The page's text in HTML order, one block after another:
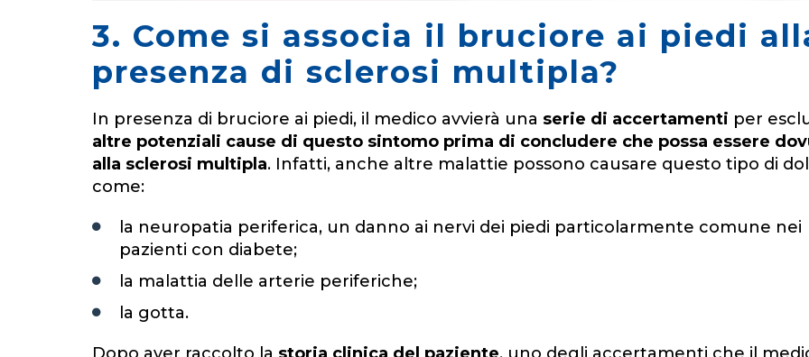
3. Come si associa il bruciore ai piedi
presenza di sclerosi multipla?
In presenza di bruciore ai piedi, il medico avvierà una serie di accertamenti per
altre potenziali cause di questo sintomo prima di concludere che possa essere
alla sclerosi multipla. Infatti, anche altre malattie possono causare questo tipo di
come:
la neuropatia periferica, un danno ai nervi dei piedi particolarmente comune nei
pazienti con diabete;
la malattia delle arterie periferiche;
la gotta.